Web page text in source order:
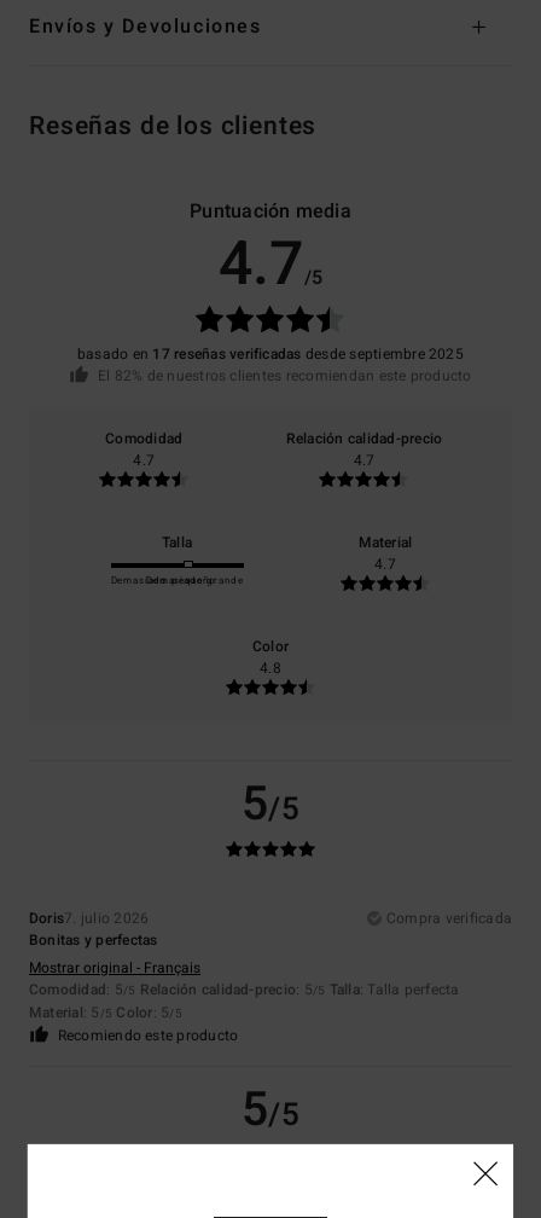
Envíos y Devoluciones
Reseñas de los clientes
Puntuación media
4.7/5
basado en 17 reseñas verificadas desde septiembre 2025
El 82% de nuestros clientes recomiendan este producto
Comodidad
4.7
Relación calidad-precio
4.7
Talla
Demasiado pequeño
Demasiado grande
Material
4.7
Color
4.8
5/5
Doris7. julio 2026
Compra verificada
Bonitas y perfectas
Mostrar original - Français
Comodidad: 5/5 Relación calidad-precio: 5/5 Talla: Talla perfecta
Material: 5 /5 Color: 5/5
Recomiendo este producto
5/5